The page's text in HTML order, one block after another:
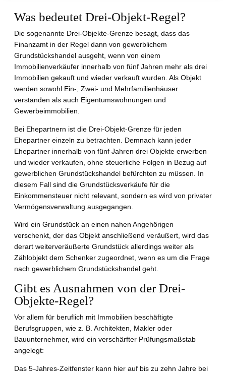
Was bedeutet Drei-Objekt-Regel?
Die sogenannte Drei-Objekte-Grenze besagt, dass das
Finanzamt in der Regel dann von gewerblichem
Grundstückshandel ausgeht, wenn von einem
Immobilienverkäufer innerhalb von fünf Jahren mehr als drei
Immobilien gekauft und wieder verkauft wurden. Als Objekt
werden sowohl Ein-, Zwei- und Mehrfamilienhäuser
verstanden als auch Eigentumswohnungen und
Gewerbeimmobilien.
Bei Ehepartnern ist die Drei-Objekt-Grenze für jeden
Ehepartner einzeln zu betrachten. Demnach kann jeder
Ehepartner innerhalb von fünf Jahren drei Objekte erwerben
und wieder verkaufen, ohne steuerliche Folgen in Bezug auf
gewerblichen Grundstückshandel befürchten zu müssen. In
diesem Fall sind die Grundstücksverkäufe für die
Einkommensteuer nicht relevant, sondern es wird von privater
Vermögensverwaltung ausgegangen.
Wird ein Grundstück an einen nahen Angehörigen
verschenkt, der das Objekt anschließend veräußert, wird das
derart weiterveräußerte Grundstück allerdings weiter als
Zählobjekt dem Schenker zugeordnet, wenn es um die Frage
nach gewerblichem Grundstückshandel geht.
Gibt es Ausnahmen von der Drei-
Objekte-Regel?
Vor allem für beruflich mit Immobilien beschäftigte
Berufsgruppen, wie z. B. Architekten, Makler oder
Bauunternehmer, wird ein verschärfter Prüfungsmaßstab
angelegt:
Das 5-Jahres-Zeitfenster kann hier auf bis zu zehn Jahre bei